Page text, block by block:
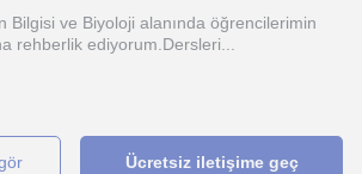
Bilgisi ve Biyoloji alanında öğrencilerimin
rehberlik ediyorum.Dersleri...
Ücretsiz iletişime geç